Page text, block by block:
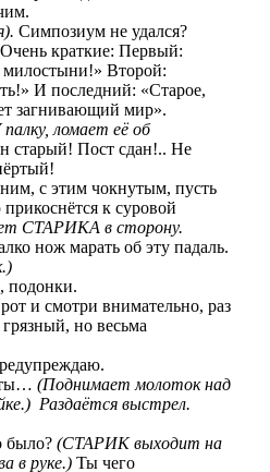
Симпозиум не удался?
краткие: Первый:
милостыни!» Второй:
И последний: «Старое,
загнивающий мир».
ломает её об
старый! Пост сдан!.. Не
с этим чокнутым, пусть
к суровой
СТАРИКА в сторону.
нож марать об эту падаль.
подонки.
и смотри внимательно, раз
но весьма
(Поднимает молоток над
Раздаётся выстрел.
было? (СТАРИК выходит на
в руке.) Ты чего